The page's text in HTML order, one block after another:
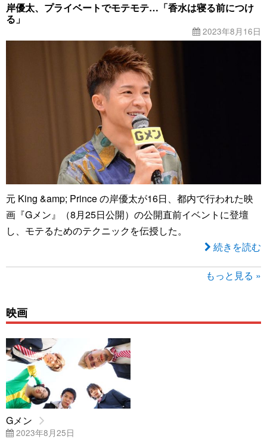
岸優太、プライベートでモテモテ…「香水は寝る前につけ
る」
2023年8月16日
元 King &amp; Prince の岸優太が16日、都内で行われた映
画『Gメン』（8月25日公開）の公開直前イベントに登壇
し、モテるためのテクニックを伝授した。
続きを読む
もっと見る »
映画
Gメン
2023年8月25日